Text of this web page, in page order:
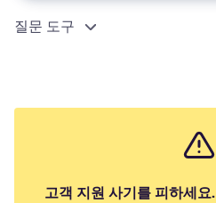
질문 도구
고객 지원 사기를 피하세요.